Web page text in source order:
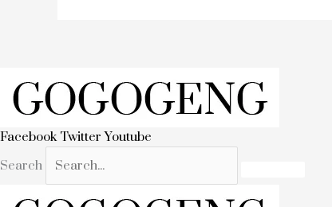
Facebook Twitter Youtube
Search